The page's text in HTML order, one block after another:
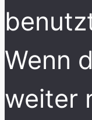
Wenn
weiter